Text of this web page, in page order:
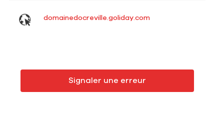
domainedocreville.goliday.com
Signaler une erreur